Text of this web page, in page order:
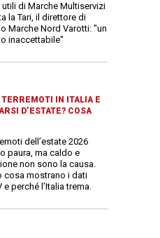
di Marche Multiservizi
la Tari, il direttore di
Marche Nord Varotti: "un
inaccettabile"
IN ITALIA E
D’ESTATE? COSA
dell’estate 2026
paura, ma caldo e
non sono la causa.
cosa mostrano i dati
e perché l’Italia trema.